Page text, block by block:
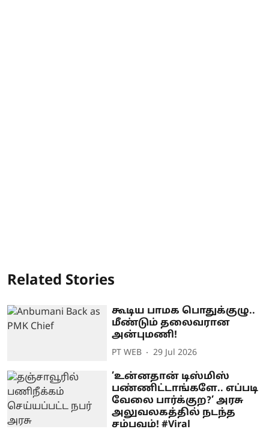
Related Stories
கூடிய பாமக பொதுக்குழு..
மீண்டும் தலைவரான
அன்புமணி!
PT WEB 29 Jul 2026
’உன்னதான் டிஸ்மிஸ்
பண்ணிட்டாங்களே.. எப்படி
வேலை பார்க்குற?’ அரசு
அலுவலகத்தில் நடந்த
சம்பவம்! #Viral